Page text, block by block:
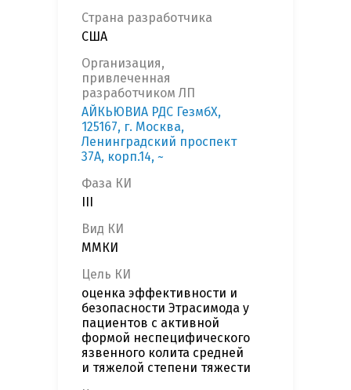
Страна разработчика
США
Организация,
привлеченная
разработчиком ЛП
АЙКЬЮВИА РДС ГезмбХ,
125167, г. Москва,
Ленинградский проспект
37А, корп.14, ~
Фаза КИ
Вид КИ
ММКИ
Цель КИ
оценка эффективности и
безопасности Этрасимода у
пациентов с активной
формой неспецифического
язвенного колита средней
и тяжелой степени тяжести